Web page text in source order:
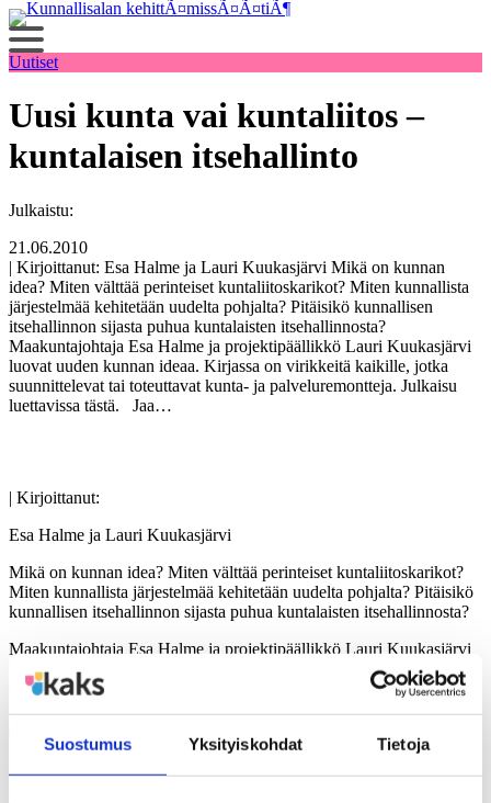
Suostumus Yksityiskohdat Tietoja
Siirry
sisältöön
Uutiset
Uusi kunta vai kuntaliitos –
kuntalaisen itsehallinto
Julkaistu:
21.06.2010
| Kirjoittanut: Esa Halme ja Lauri Kuukasjärvi Mikä on kunnan
idea? Miten välttää perinteiset kuntaliitoskarikot? Miten kunnallista
järjestelmää kehitetään uudelta pohjalta? Pitäisikö kunnallisen
itsehallinnon sijasta puhua kuntalaisten itsehallinnosta?
Maakuntajohtaja Esa Halme ja projektipäällikkö Lauri Kuukasjärvi
luovat uuden kunnan ideaa. Kirjassa on virikkeitä kaikille, jotka
suunnittelevat tai toteuttavat kunta- ja palveluremontteja. Julkaisu
luettavissa tästä. Jaa…
| Kirjoittanut:
Esa Halme ja Lauri Kuukasjärvi
Mikä on kunnan idea? Miten välttää perinteiset kuntaliitoskarikot?
Miten kunnallista järjestelmää kehitetään uudelta pohjalta? Pitäisikö
kunnallisen itsehallinnon sijasta puhua kuntalaisten itsehallinnosta?
Maakuntajohtaja Esa Halme ja projektipäällikkö Lauri Kuukasjärvi
luovat uuden kunnan ideaa. Kirjassa on virikkeitä kaikille, jotka
suunnittelevat tai toteuttavat kunta- ja palveluremontteja.